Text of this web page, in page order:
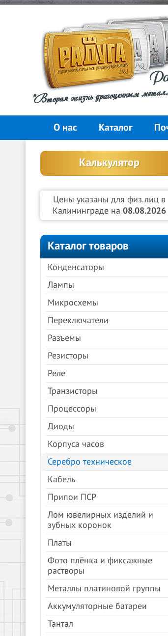
"Вторая жизнь драгоценным
О нас Каталог
Калькулятор
Цены указаны для физ.лиц в
Калининграде на 08.08.2026
Каталог товаров
Конденсаторы
Лампы
Микросхемы
Переключатели
Разъемы
Резисторы
Реле
Транзисторы
Процессоры
Диоды
Корпуса часов
Серебро техническое
Кабель
Припои ПСР
Лом ювелирных изделий и
зубных коронок
Платы
Фото плёнка и фиксажные
растворы
Металлы платиновой группы
Аккумуляторные батареи
Тантал